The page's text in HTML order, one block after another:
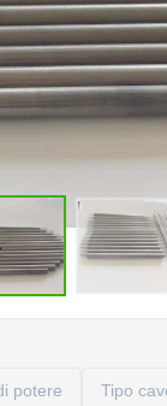
potere Tipo